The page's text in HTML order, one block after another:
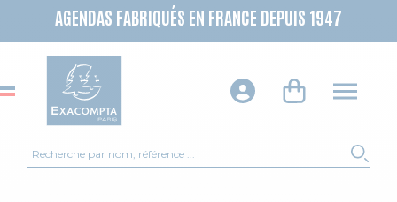
AGENDAS FABRIQUÉS EN FRANCE DEPUIS 1947